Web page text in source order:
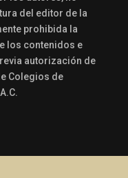
del editor de la
prohibida la
los contenidos e
autorización de
Colegios de